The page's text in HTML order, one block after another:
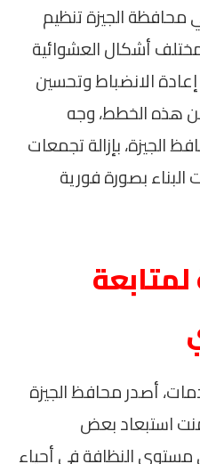
محافظة الجيزة تنظيم
أشكال العشوائية
الانضباط وتحسين
هذه الخطط، وجه
الجيزة، بإزالة تجمعات
البناء بصورة فورية
أصدر محافظ الجيزة
استبعاد بعض
النظافة في أحياء